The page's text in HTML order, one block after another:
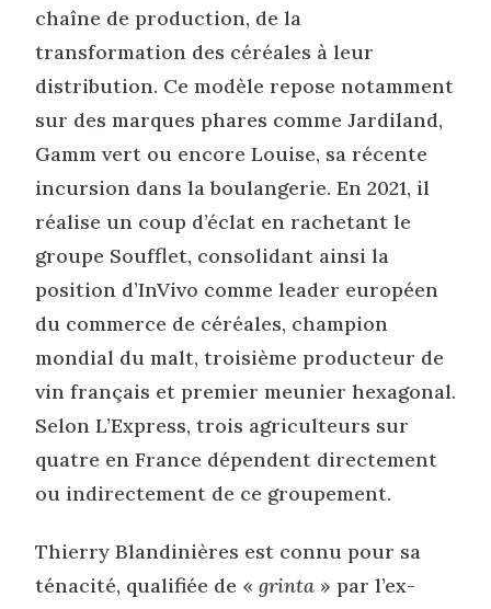
chaîne de production, de la
transformation des céréales à leur
distribution. Ce modèle repose notamment
sur des marques phares comme Jardiland,
Gamm vert ou encore Louise, sa récente
incursion dans la boulangerie. En 2021, il
réalise un coup d’éclat en rachetant le
groupe Soufflet, consolidant ainsi la
position d’InVivo comme leader européen
du commerce de céréales, champion
mondial du malt, troisième producteur de
vin français et premier meunier hexagonal.
Selon L’Express, trois agriculteurs sur
quatre en France dépendent directement
ou indirectement de ce groupement.
Thierry Blandinières est connu pour sa
ténacité, qualifiée de « grinta » par l’ex-